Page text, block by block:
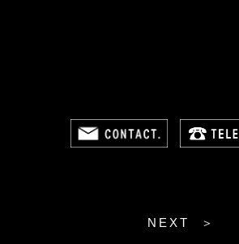
NEXT ＞